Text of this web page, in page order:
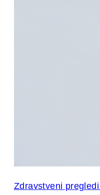
Zdravstveni